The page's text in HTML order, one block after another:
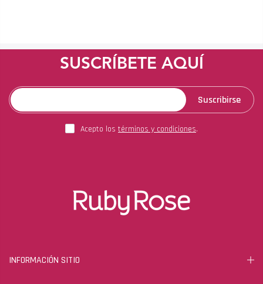
SUSCRÍBETE AQUÍ
Suscribirse
Acepto los términos y condiciones.
INFORMACIÓN SITIO